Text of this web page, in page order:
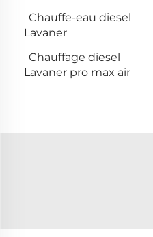
Chauffe-eau diesel
Lavaner
Chauffage diesel
Lavaner pro max air